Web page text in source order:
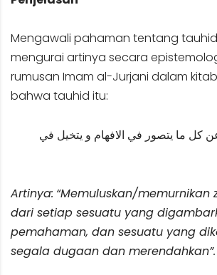
Mengawali pahaman tentang
mengurai artinya secara
rumusan Imam al-Jurjani dalam
bahwa tauhid itu:
عن كل ما يتصور في الافهام و يتخيل في
Artinya: “Memuluskan/memurnikan
dari setiap sesuatu yang
pemahaman, dan sesuatu yang
segala dugaan dan merendahkan”.